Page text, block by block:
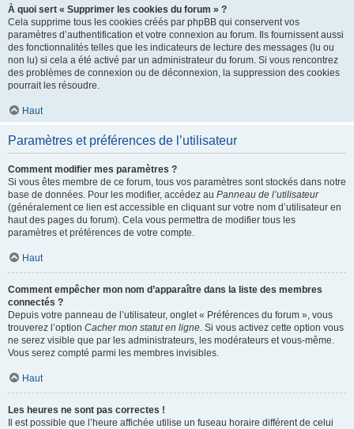
À quoi sert « Supprimer les cookies du forum » ?
Cela supprime tous les cookies créés par phpBB qui conservent vos
paramètres d’authentification et votre connexion au forum. Ils fournissent aussi
des fonctionnalités telles que les indicateurs de lecture des messages (lu ou
non lu) si cela a été activé par un administrateur du forum. Si vous rencontrez
des problèmes de connexion ou de déconnexion, la suppression des cookies
pourrait les résoudre.
Haut
Paramètres et préférences de l’utilisateur
Comment modifier mes paramètres ?
Si vous êtes membre de ce forum, tous vos paramètres sont stockés dans notre
base de données. Pour les modifier, accédez au Panneau de l’utilisateur
(généralement ce lien est accessible en cliquant sur votre nom d’utilisateur en
haut des pages du forum). Cela vous permettra de modifier tous les
paramètres et préférences de votre compte.
Haut
Comment empêcher mon nom d’apparaître dans la liste des membres
connectés ?
Depuis votre panneau de l’utilisateur, onglet « Préférences du forum », vous
trouverez l’option Cacher mon statut en ligne. Si vous activez cette option vous
ne serez visible que par les administrateurs, les modérateurs et vous-même.
Vous serez compté parmi les membres invisibles.
Haut
Les heures ne sont pas correctes !
Il est possible que l’heure affichée utilise un fuseau horaire différent de celui